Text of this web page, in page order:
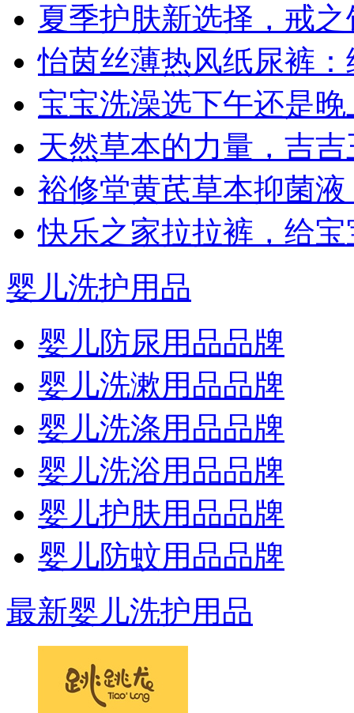
夏季护肤新选择，戒
怡茵丝薄热风纸尿裤
宝宝洗澡选下午还是
天然草本的力量，吉
裕修堂黄芪草本抑菌
快乐之家拉拉裤，给
婴儿洗护用品
婴儿防尿用品品牌
婴儿洗漱用品品牌
婴儿洗涤用品品牌
婴儿洗浴用品品牌
婴儿护肤用品品牌
婴儿防蚊用品品牌
最新婴儿洗护用品